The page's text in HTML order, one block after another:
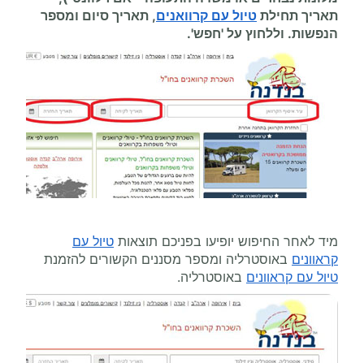
תאריך תחילת טיול עם קרוואנים, תאריך סיום ומספר
הנפשות. וללחוץ על 'חפש'.
מיד לאחר החיפוש יופיעו בפניכם תוצאות טיול עם
קראוונים באוסטרליה ומספר מסננים הקשורים להזמנת
טיול עם קראוונים באוסטרליה.